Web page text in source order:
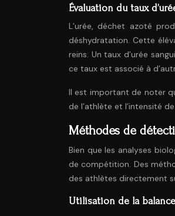
Évaluation du taux
L’urée, déchet azoté
déshydratation. Cette
reins. Un taux d’urée
ce taux est associé à
Il est important de noter
de l’athlète et l’intensité
Méthodes de
Bien que les analyses
de compétition. Des
des athlètes directement
Utilisation de la